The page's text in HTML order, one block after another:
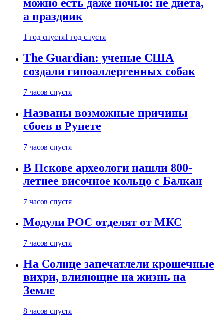
можно есть даже ночью: не диета,
а праздник
1 год спустя1 год спустя
The Guardian: ученые США
создали гипоаллергенных собак
7 часов спустя
Названы возможные причины
сбоев в Рунете
7 часов спустя
В Пскове археологи нашли 800-
летнее височное кольцо с Балкан
7 часов спустя
Модули РОС отделят от МКС
7 часов спустя
На Солнце запечатлели крошечные
вихри, влияющие на жизнь на
Земле
8 часов спустя